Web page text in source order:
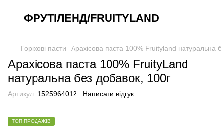
ФРУТІЛЕНД/FRUITYLAND
Горіхові пасти Арахісова паста 100% Fruityland натуральна
Арахісова паста 100% FruityLand
натуральна без добавок, 100г
Артикул: 1525964012 Написати відгук
ТОП ПРОДАЖІВ